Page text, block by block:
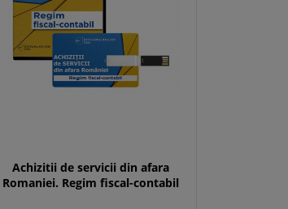
Achizitii de servicii din afara
Romaniei. Regim fiscal-contabil